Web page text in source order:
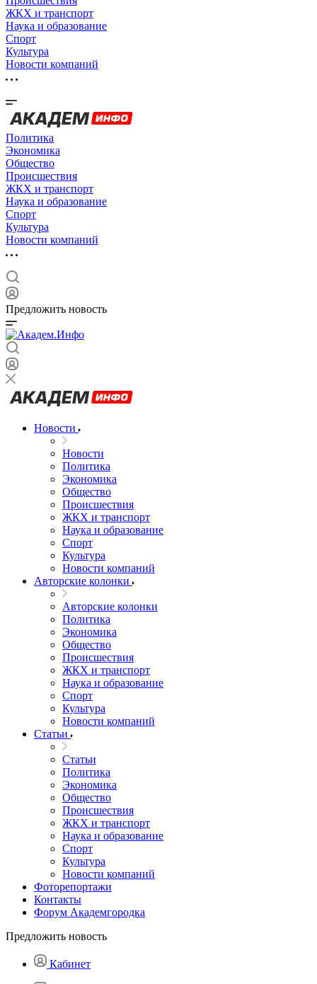
ЖКХ и транспорт
Наука и образование
Спорт
Культура
Новости компаний
Политика
Экономика
Общество
Происшествия
ЖКХ и транспорт
Наука и образование
Спорт
Культура
Новости компаний
Предложить новость
Новости
Новости
Политика
Экономика
Общество
Происшествия
ЖКХ и транспорт
Наука и образование
Спорт
Культура
Новости компаний
Авторские колонки
Авторские колонки
Политика
Экономика
Общество
Происшествия
ЖКХ и транспорт
Наука и образование
Спорт
Культура
Новости компаний
Статьи
Статьи
Политика
Экономика
Общество
Происшествия
ЖКХ и транспорт
Наука и образование
Спорт
Культура
Новости компаний
Фоторепортажи
Контакты
Форум Академгородка
Предложить новость
Кабинет